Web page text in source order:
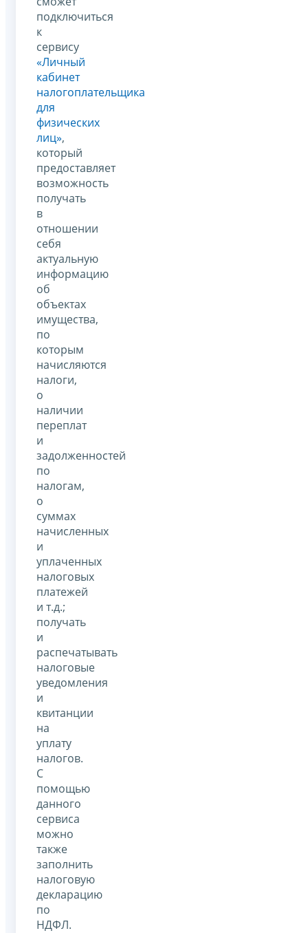
подключиться
к
сервису
«Личный
кабинет
налогоплательщика
для
физических
лиц»,
который
предоставляет
возможность
получать
в
отношении
себя
актуальную
информацию
об
объектах
имущества,
по
которым
начисляются
налоги,
о
наличии
переплат
и
задолженностей
по
налогам,
о
суммах
начисленных
и
уплаченных
налоговых
платежей
и т.д.;
получать
и
распечатывать
налоговые
уведомления
и
квитанции
на
уплату
налогов.
С
помощью
данного
сервиса
можно
также
заполнить
налоговую
декларацию
по
НДФЛ.